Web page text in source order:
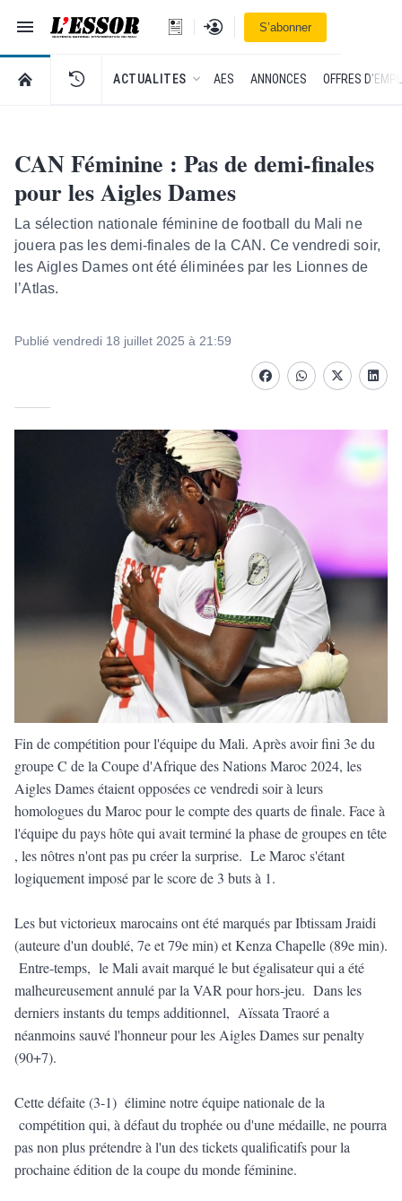
Navigation
L'Essor - retour à la une
Se connecterS’abonner
RETOUR À LA PAGE D’ACCUEIL DE L'ESSOR
ACTUALITES AES ANNONCES OFFRES
CAN Féminine : Pas de demi-finales
pour les Aigles Dames
La sélection nationale féminine de football du Mali ne
jouera pas les demi-finales de la CAN. Ce vendredi soir,
les Aigles Dames ont été éliminées par les Lionnes de
l’Atlas.
Publié vendredi 18 juillet 2025 à 21:59
FacebookwhatsappTwitter
Fin de compétition pour l'équipe du Mali. Après avoir fini 3e du
groupe C de la Coupe d'Afrique des Nations Maroc 2024, les
Aigles Dames étaient opposées ce vendredi soir à leurs
homologues du Maroc pour le compte des quarts de finale. Face à
l'équipe du pays hôte qui avait terminé la phase de groupes en tête
, les nôtres n'ont pas pu créer la surprise. Le Maroc s'étant
logiquement imposé par le score de 3 buts à 1.
Les but victorieux marocains ont été marqués par Ibtissam Jraidi
(auteure d'un doublé, 7e et 79e min) et Kenza Chapelle (89e min).
Entre-temps, le Mali avait marqué le but égalisateur qui a été
malheureusement annulé par la VAR pour hors-jeu. Dans les
derniers instants du temps additionnel, Aïssata Traoré a
néanmoins sauvé l'honneur pour les Aigles Dames sur penalty
(90+7).
Cette défaite (3-1) élimine notre équipe nationale de la
compétition qui, à défaut du trophée ou d'une médaille, ne pourra
pas non plus prétendre à l'un des tickets qualificatifs pour la
prochaine édition de la coupe du monde féminine.